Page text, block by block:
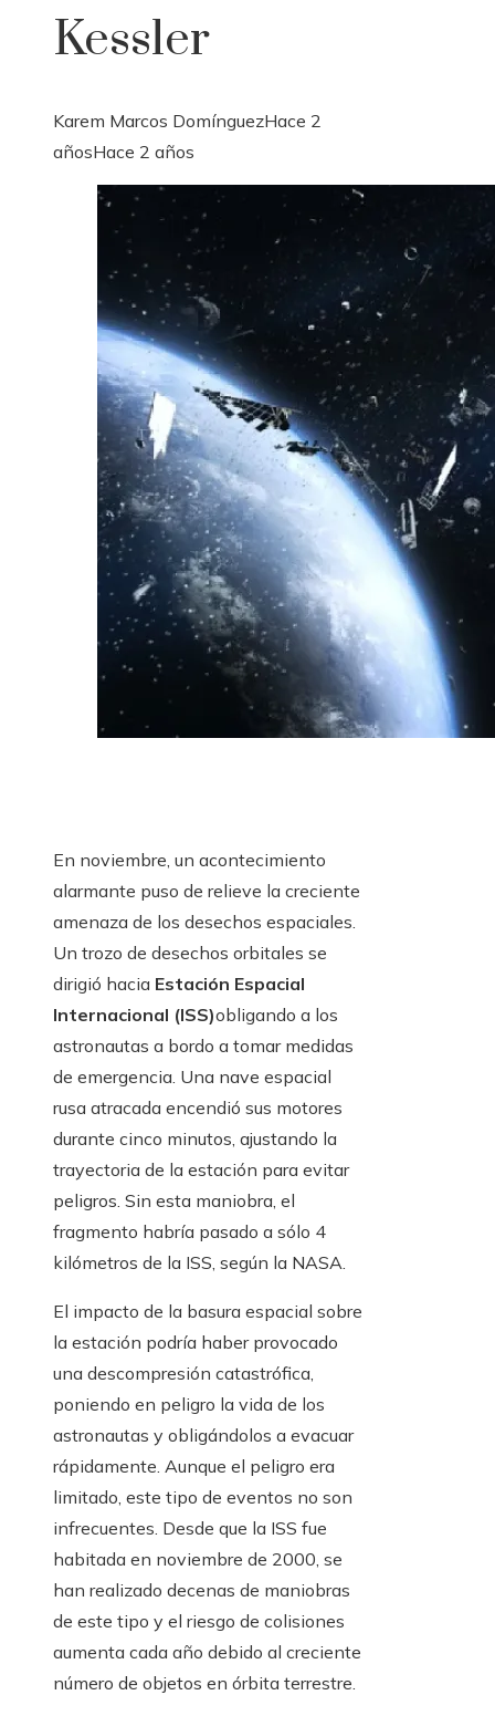
Kessler
Karem Marcos DomínguezHace 2
añosHace 2 años
En noviembre, un acontecimiento
alarmante puso de relieve la creciente
amenaza de los desechos espaciales.
Un trozo de desechos orbitales se
dirigió hacia Estación Espacial
Internacional (ISS)obligando a los
astronautas a bordo a tomar medidas
de emergencia. Una nave espacial
rusa atracada encendió sus motores
durante cinco minutos, ajustando la
trayectoria de la estación para evitar
peligros. Sin esta maniobra, el
fragmento habría pasado a sólo 4
kilómetros de la ISS, según la NASA.
El impacto de la basura espacial sobre
la estación podría haber provocado
una descompresión catastrófica,
poniendo en peligro la vida de los
astronautas y obligándolos a evacuar
rápidamente. Aunque el peligro era
limitado, este tipo de eventos no son
infrecuentes. Desde que la ISS fue
habitada en noviembre de 2000, se
han realizado decenas de maniobras
de este tipo y el riesgo de colisiones
aumenta cada año debido al creciente
número de objetos en órbita terrestre.